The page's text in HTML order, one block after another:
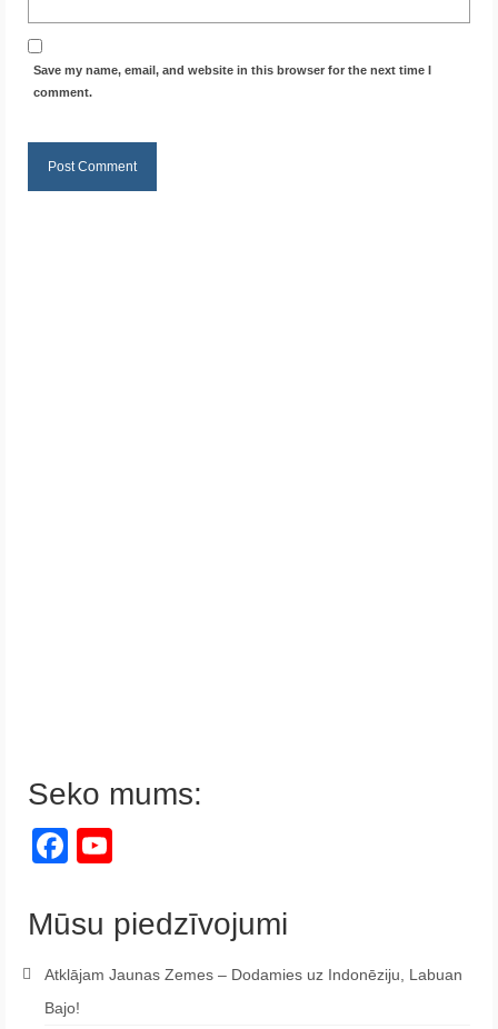
Save my name, email, and website in this browser for the next time I
comment.
Seko mums:
Facebook
Mūsu piedzīvojumi
Atklājam Jaunas Zemes – Dodamies uz Indonēziju, Labuan
Bajo!